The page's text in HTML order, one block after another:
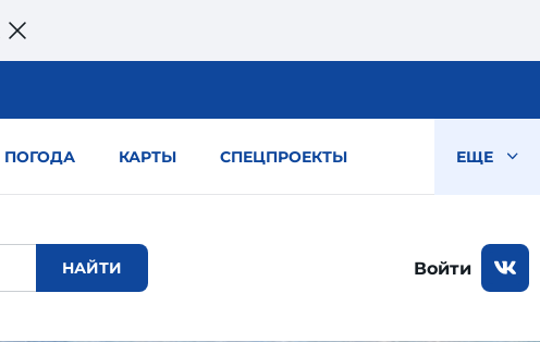
ПОГОДА КАРТЫ СПЕЦПРОЕКТЫ ЕЩЕ
Войти